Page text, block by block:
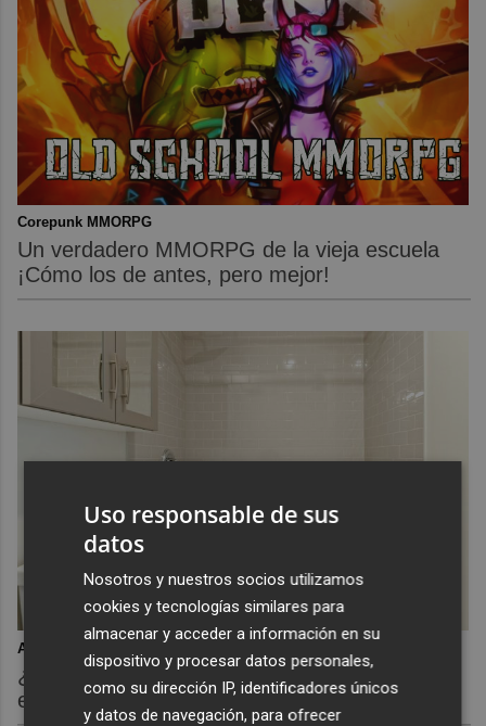
Corepunk MMORPG
Un verdadero MMORPG de la vieja escuela
¡Cómo los de antes, pero mejor!
Adiós a la cal del baño
¿Y si pudieras eliminar la cal del baño sin
esfuerzo?
Uso responsable de sus
datos
Nosotros y nuestros socios utilizamos
cookies y tecnologías similares para
almacenar y acceder a información en su
dispositivo y procesar datos personales,
como su dirección IP, identificadores únicos
y datos de navegación, para ofrecer